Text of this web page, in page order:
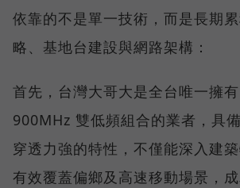
依靠的不是單一技術，而是長期
略、基地台建設與網路架構：
首先，台灣大哥大是全台唯一擁
900MHz 雙低頻組合的業者，具備
穿透力強的特性，不僅能深入建
有效覆蓋偏鄉及高速移動場景，